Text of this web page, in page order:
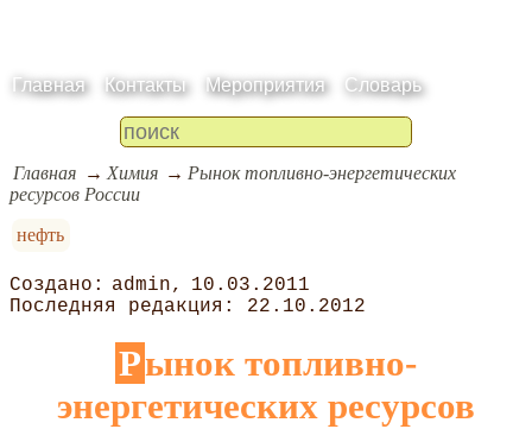
Главная Контакты Мероприятия Словарь
Главная Химия
Рынок топливно-энергетических
ресурсов России
нефть
admin
10.03.2011
22.10.2012
Рынок топливно-
энергетических ресурсов